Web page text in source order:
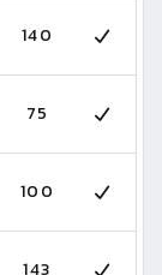
140
75
100
143